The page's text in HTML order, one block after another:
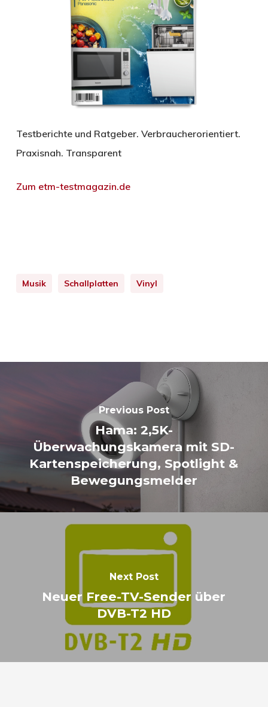
Testberichte und Ratgeber. Verbraucherorientiert.
Praxisnah. Transparent
Zum etm-testmagazin.de
Musik Schallplatten Vinyl
Previous Post
Hama: 2,5K-
Überwachungskamera mit SD-
Kartenspeicherung, Spotlight &
Bewegungsmelder
Next Post
Neuer Free-TV-Sender über
DVB-T2 HD